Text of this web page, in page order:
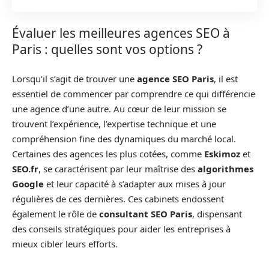
Évaluer les meilleures agences SEO à
Paris : quelles sont vos options ?
Lorsqu’il s’agit de trouver une agence SEO Paris, il est
essentiel de commencer par comprendre ce qui différencie
une agence d’une autre. Au cœur de leur mission se
trouvent l’expérience, l’expertise technique et une
compréhension fine des dynamiques du marché local.
Certaines des agences les plus cotées, comme Eskimoz et
SEO.fr, se caractérisent par leur maîtrise des algorithmes
Google et leur capacité à s’adapter aux mises à jour
régulières de ces dernières. Ces cabinets endossent
également le rôle de consultant SEO Paris, dispensant
des conseils stratégiques pour aider les entreprises à
mieux cibler leurs efforts.